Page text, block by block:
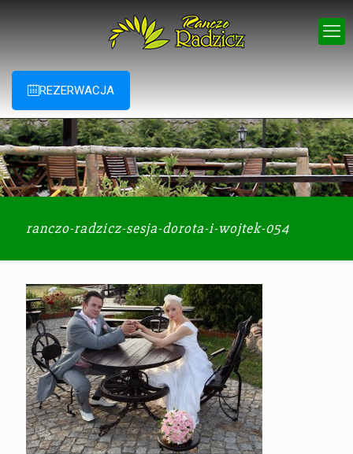
REZERWACJA
ranczo-radzicz-sesja-dorota-i-wojtek-054